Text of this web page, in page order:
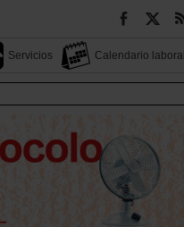
Servicios Calendario laboral